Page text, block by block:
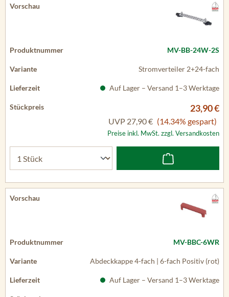
MV-BB-24W-2S
Stromverteiler 2+24-fach
Auf Lager – Versand 1–3 Werktage
23,90 €
UVP 27,90 € (14.34% gespart)
Preise inkl. MwSt. zzgl. Versandkosten
MV-BBC-6WR
Abdeckkappe 4-fach | 6-fach Positiv (rot)
Auf Lager – Versand 1–3 Werktage